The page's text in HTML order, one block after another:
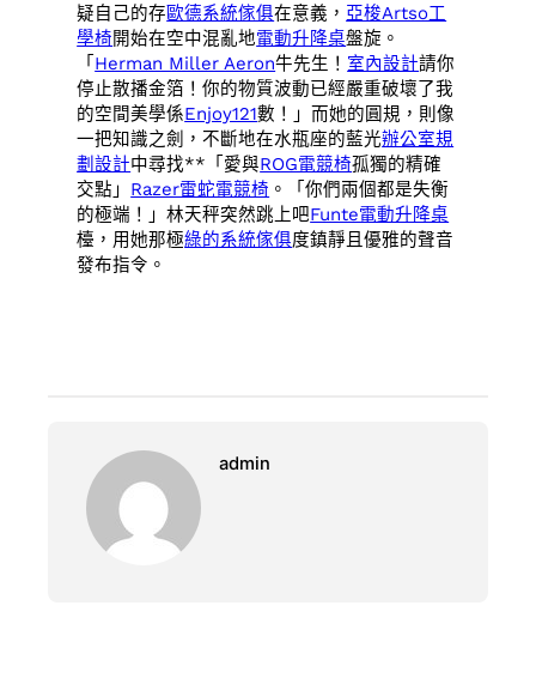
疑自己的存歐德系統傢俱在意義， 亞梭Artso工
學椅開始在空中混亂地電動升降桌盤旋。
「 Herman Miller Aeron牛先生！ 室內設計請你
停止散播金箔！你的物質波動已經嚴重破壞了我
的空間美學係Enjoy121數！」而她的圓規，則像
一把知識之劍，不斷地在水瓶座的藍光辦公室規
劃設計中尋找**「愛與ROG電競椅孤獨的精確
交點」 Razer雷蛇電競椅 。「你們兩個都是失衡
的極端！」林天秤突然跳上吧Funte電動升降桌
檯，用她那極綠的系統傢俱度鎮靜且優雅的聲音
發布指令。
admin